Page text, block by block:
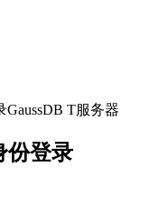
GaussDB T服务器
份登录